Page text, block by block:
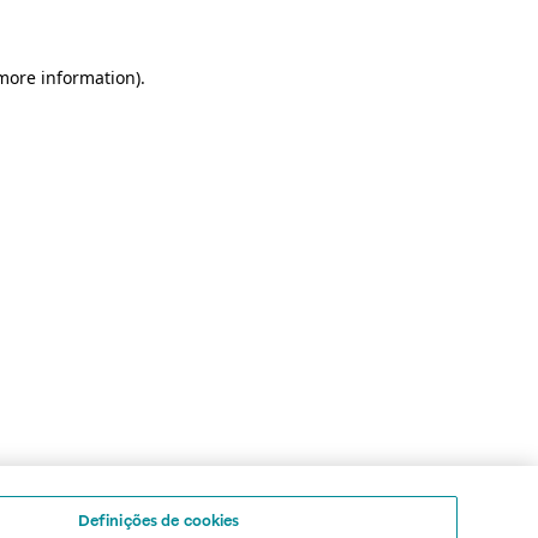
information).
Definições de cookies